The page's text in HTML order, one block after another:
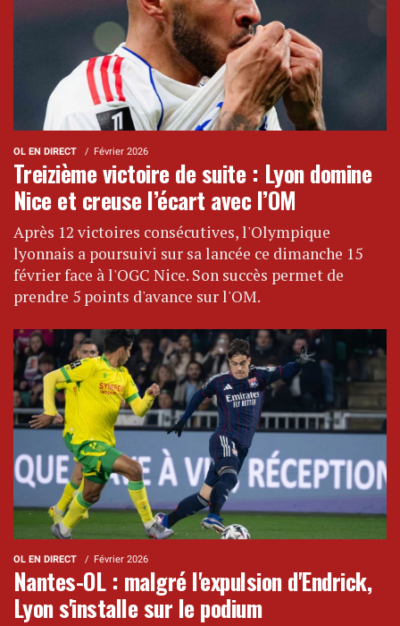
OL EN DIRECT Février 2026
Treizième victoire de suite : Lyon domine
Nice et creuse l’écart avec l’OM
Après 12 victoires consécutives, l'Olympique
lyonnais a poursuivi sur sa lancée ce dimanche 15
février face à l'OGC Nice. Son succès permet de
prendre 5 points d'avance sur l'OM.
OL EN DIRECT Février 2026
Nantes-OL : malgré l'expulsion d'Endrick,
Lyon s'installe sur le podium